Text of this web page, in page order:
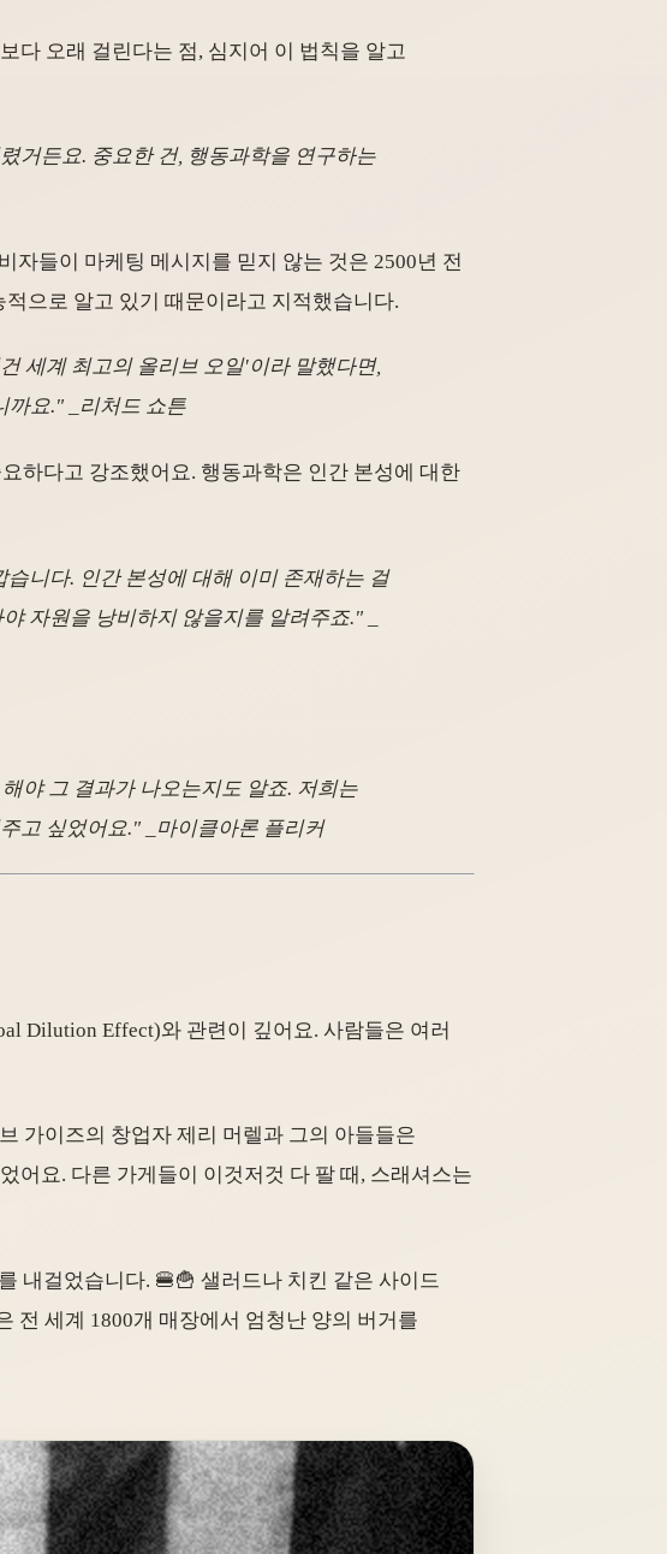
다 오래 걸린다는 점, 심지어 이 법칙을 알고
거든요. 중요한 건, 행동과학을 연구하는
자들이 마케팅 메시지를 믿지 않는 것은 2500년 전
으로 알고 있기 때문이라고 지적했습니다.
세계 최고의 올리브 오일'이라 말했다면,
까요." _리처드 쇼튼
하다고 강조했어요. 행동과학은 인간 본성에 대한
니다. 인간 본성에 대해 이미 존재하는 걸
자원을 낭비하지 않을지를 알려주죠." _
야 그 결과가 나오는지도 알죠. 저희는
고 싶었어요." _마이클아론 플리커
Dilution Effect)와 관련이 깊어요. 사람들은 여러
가이즈의 창업자 제리 머렐과 그의 아들들은
어요. 다른 가게들이 이것저것 다 팔 때, 스래셔스는
내걸었습니다. 🍔🍟 샐러드나 치킨 같은 사이드
전 세계 1800개 매장에서 엄청난 양의 버거를